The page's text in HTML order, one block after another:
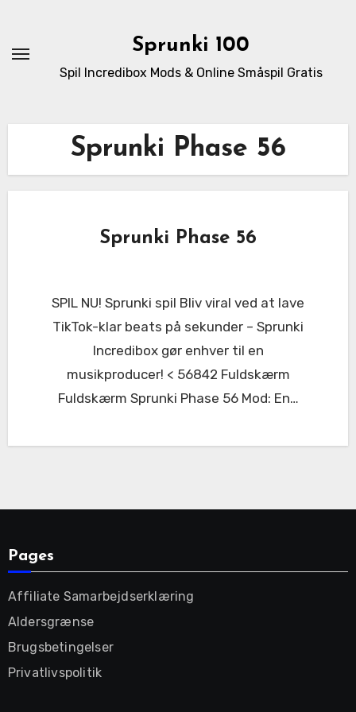
content
Sprunki 100
Spil Incredibox Mods & Online Småspil Gratis
Sprunki Phase 56
Sprunki Phase 56
SPIL NU! Sprunki spil Bliv viral ved at lave
TikTok-klar beats på sekunder – Sprunki
Incredibox gør enhver til en
musikproducer! < 56842 Fuldskærm
Fuldskærm Sprunki Phase 56 Mod: En…
Pages
Affiliate Samarbejdserklæring
Aldersgrænse
Brugsbetingelser
Privatlivspolitik